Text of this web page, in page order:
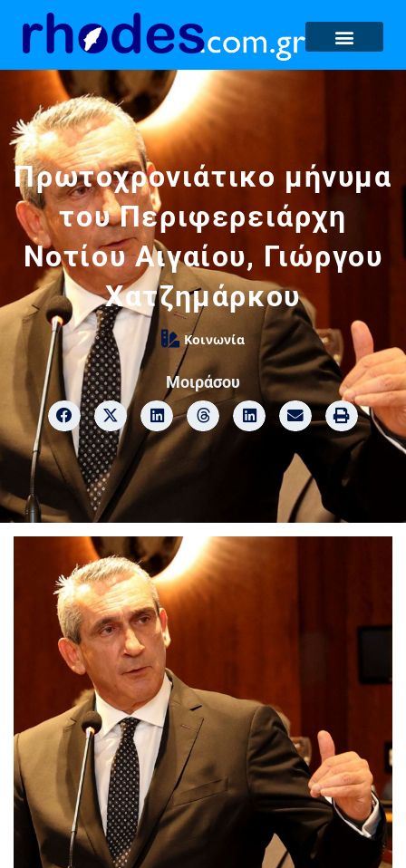
Πρωτοχρονιάτικο μήνυμα
του Περιφερειάρχη
Νοτίου Αιγαίου, Γιώργου
Χατζημάρκου
Κοινωνία
Μοιράσου